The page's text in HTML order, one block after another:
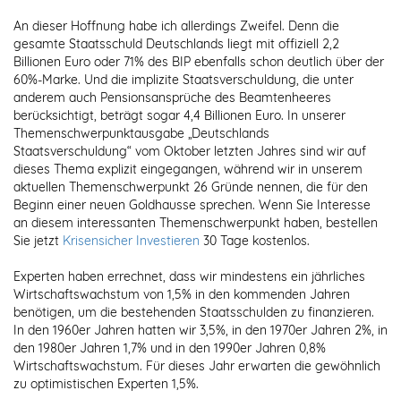
An dieser Hoffnung habe ich allerdings Zweifel. Denn die
gesamte Staatsschuld Deutschlands liegt mit offiziell 2,2
Billionen Euro oder 71% des BIP ebenfalls schon deutlich über der
60%-Marke. Und die implizite Staatsverschuldung, die unter
anderem auch Pensionsansprüche des Beamtenheeres
berücksichtigt, beträgt sogar 4,4 Billionen Euro. In unserer
Themenschwerpunktausgabe „Deutschlands
Staatsverschuldung“ vom Oktober letzten Jahres sind wir auf
dieses Thema explizit eingegangen, während wir in unserem
aktuellen Themenschwerpunkt 26 Gründe nennen, die für den
Beginn einer neuen Goldhausse sprechen. Wenn Sie Interesse
an diesem interessanten Themenschwerpunkt haben, bestellen
Sie jetzt Krisensicher Investieren 30 Tage kostenlos.
Experten haben errechnet, dass wir mindestens ein jährliches
Wirtschaftswachstum von 1,5% in den kommenden Jahren
benötigen, um die bestehenden Staatsschulden zu finanzieren.
In den 1960er Jahren hatten wir 3,5%, in den 1970er Jahren 2%, in
den 1980er Jahren 1,7% und in den 1990er Jahren 0,8%
Wirtschaftswachstum. Für dieses Jahr erwarten die gewöhnlich
zu optimistischen Experten 1,5%.